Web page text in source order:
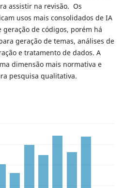
assistir na revisão. Os
usos mais consolidados de IA
de códigos, porém há
geração de temas, análises de
e tratamento de dados. A
dimensão mais normativa e
pesquisa qualitativa.